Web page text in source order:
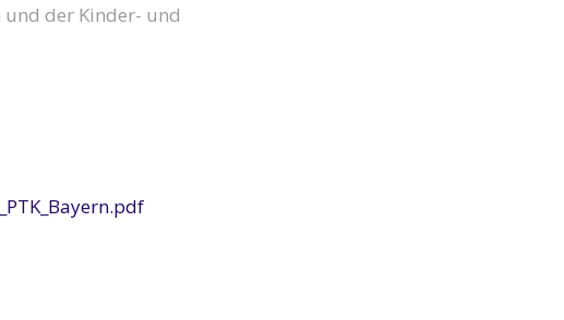
und der Kinder- und